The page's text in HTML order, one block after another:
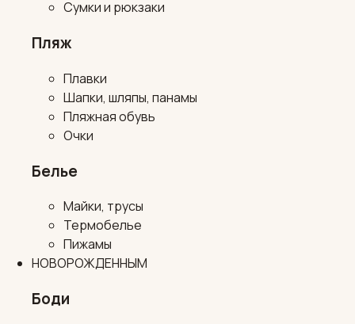
Сумки и рюкзаки
Пляж
Плавки
Шапки, шляпы, панамы
Пляжная обувь
Очки
Белье
Майки, трусы
Термобелье
Пижамы
НОВОРОЖДЕННЫМ
Боди